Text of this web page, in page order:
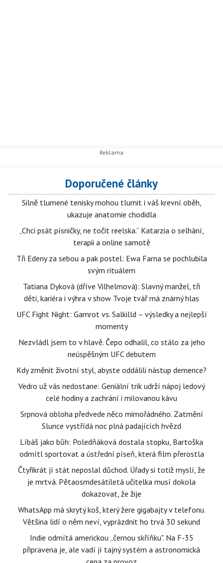
Doporučené články
Silně tlumené tenisky mohou tlumit i váš krevní oběh,
ukazuje anatomie chodidla
„Chci psát písničky, ne točit reelska.“ Katarzia o selhání,
terapii a online samotě
Tři Edeny za sebou a pak postel: Ewa Farna se pochlubila
svým rituálem
Tatiana Dyková (dříve Vilhelmová): Slavný manžel, tři
děti, kariéra i výhra v show Tvoje tvář má známý hlas
UFC Fight Night: Gamrot vs. Salkilld – výsledky a nejlepší
momenty
Nezvládl jsem to v hlavě. Čepo odhalil, co stálo za jeho
neúspěšným UFC debutem
Kdy změnit životní styl, abyste oddálili nástup demence?
Vedro už vás nedostane: Geniální trik udrží nápoj ledový
celé hodiny a zachrání i milovanou kávu
Srpnová obloha předvede něco mimořádného. Zatmění
Slunce vystřídá noc plná padajících hvězd
Líbáš jako bůh: Poledňáková dostala stopku, Bartoška
odmítl sportovat a ústřední píseň, která film přerostla
Čtyřikrát jí stát neposlal důchod. Úřady si totiž myslí, že
je mrtvá. Pětaosmdesátiletá učitelka musí dokola
dokazovat, že žije
WhatsApp má skrytý koš, který žere gigabajty v telefonu.
Většina lidí o něm neví, vyprázdnit ho trvá 30 sekund
Indie odmítá americkou „černou skříňku". Na F-35
připravena je, ale vadí jí tajný systém a astronomická